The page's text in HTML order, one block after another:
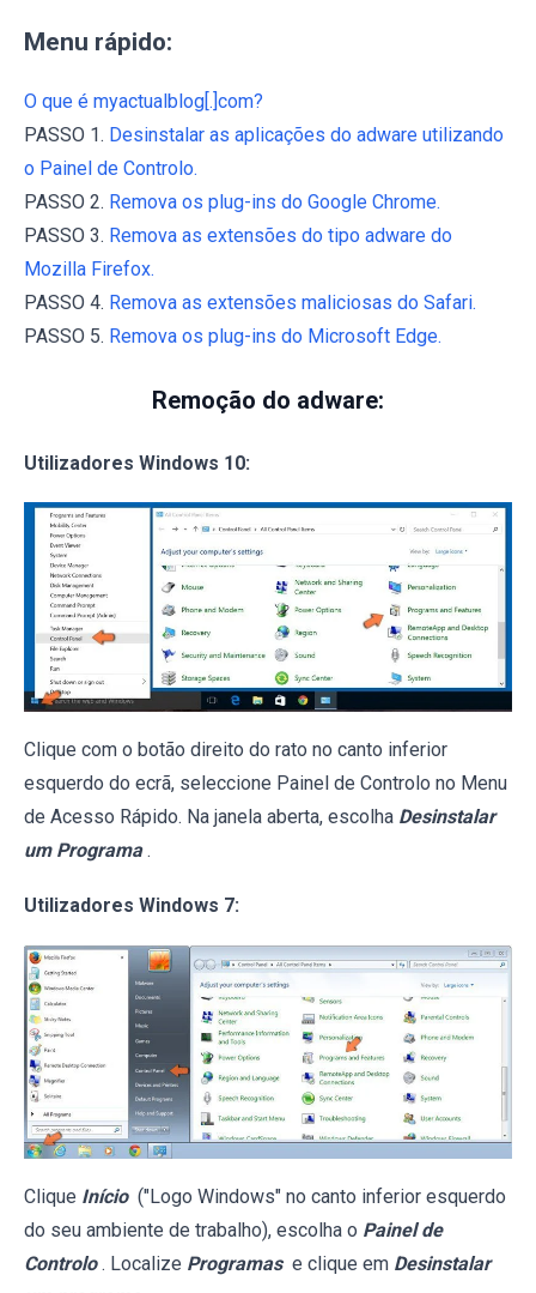
Menu rápido:
O que é myactualblog[.]com?
PASSO 1. Desinstalar as aplicações do adware utilizando
o Painel de Controlo.
PASSO 2. Remova os plug-ins do Google Chrome.
PASSO 3. Remova as extensões do tipo adware do
Mozilla Firefox.
PASSO 4. Remova as extensões maliciosas do Safari.
PASSO 5. Remova os plug-ins do Microsoft Edge.
Remoção do adware:
Utilizadores Windows 10:
Clique com o botão direito do rato no canto inferior
esquerdo do ecrã, seleccione Painel de Controlo no Menu
de Acesso Rápido. Na janela aberta, escolha Desinstalar
um Programa .
Utilizadores Windows 7:
Clique Início ("Logo Windows" no canto inferior esquerdo
do seu ambiente de trabalho), escolha o Painel de
Controlo . Localize Programas e clique em Desinstalar